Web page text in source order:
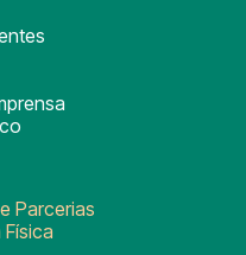
Parcerias